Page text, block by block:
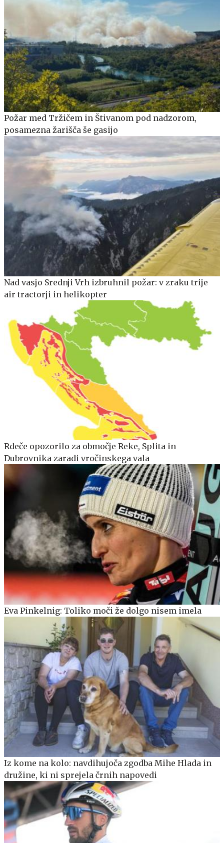
Požar med Tržičem in Štivanom pod nadzorom,
posamezna žarišča še gasijo
Nad vasjo Srednji Vrh izbruhnil požar: v zraku trije
air tractorji in helikopter
Rdeče opozorilo za območje Reke, Splita in
Dubrovnika zaradi vročinskega vala
Eva Pinkelnig: Toliko moči že dolgo nisem imela
Iz kome na kolo: navdihujoča zgodba Mihe Hlada in
družine, ki ni sprejela črnih napovedi